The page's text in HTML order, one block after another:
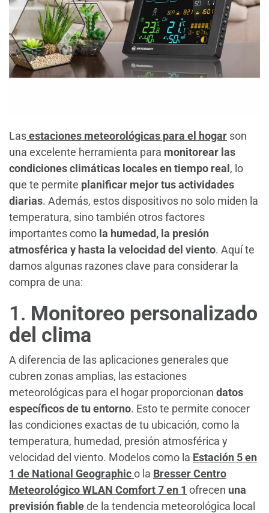
Lasestaciones meteorológicas para el hogar son
una excelente herramienta para monitorear las
condiciones climáticas locales en tiempo real , lo
que te permite planificar mejor tus actividades
diarias. Además, estos dispositivos no solo miden la
temperatura, sino también otros factores
importantes como la humedad, la presión
atmosférica y hasta la velocidad del viento. Aquí te
damos algunas razones clave para considerar la
compra de una:
1. Monitoreo personalizado
del clima
A diferencia de las aplicaciones generales que
cubren zonas amplias, las estaciones
meteorológicas para el hogar proporcionan datos
específicos de tu entorno. Esto te permite conocer
las condiciones exactas de tu ubicación, como la
temperatura, humedad, presión atmosférica y
velocidad del viento. Modelos como la Estación 5 en
1 de National Geographico la Bresser Centro
Meteorológico WLAN Comfort 7 en 1 ofrecen una
previsión fiablede la tendencia meteorológica local